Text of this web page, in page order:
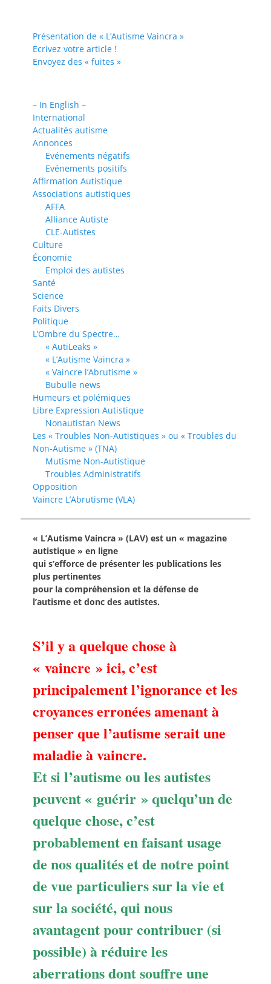
Présentation de « L’Autisme Vaincra »
Ecrivez votre article !
Envoyez des « fuites »
– In English –
International
Actualités autisme
Annonces
Evénements négatifs
Evénements positifs
Affirmation Autistique
Associations autistiques
AFFA
Alliance Autiste
CLE-Autistes
Culture
Économie
Emploi des autistes
Santé
Science
Faits Divers
Politique
L’Ombre du Spectre…
« AutiLeaks »
« L’Autisme Vaincra »
« Vaincre l’Abrutisme »
Bubulle news
Humeurs et polémiques
Libre Expression Autistique
Nonautistan News
Les « Troubles Non-Autistiques » ou « Troubles du
Non-Autisme » (TNA)
Mutisme Non-Autistique
Troubles Administratifs
Opposition
Vaincre L’Abrutisme (VLA)
« L’Autisme Vaincra » (LAV) est un « magazine
autistique » en ligne
qui s’efforce de présenter les publications les
plus pertinentes
pour la compréhension et la défense de
l’autisme et donc des autistes.
S’il y a quelque chose à
« vaincre » ici, c’est
principalement l’ignorance et les
croyances erronées amenant à
penser que l’autisme serait une
maladie à vaincre.
Et si l’autisme ou les autistes
peuvent « guérir » quelqu’un de
quelque chose, c’est
probablement en faisant usage
de nos qualités et de notre point
de vue particuliers sur la vie et
sur la société, qui nous
avantagent pour contribuer (si
possible) à réduire les
aberrations dont souffre une